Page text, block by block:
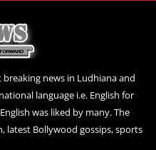
news in Ludhiana and
language i.e. English for
was liked by many. The
latest Bollywood gossips, sports